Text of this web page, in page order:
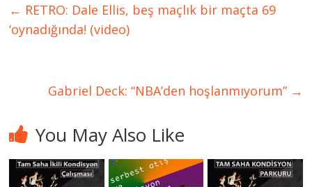
← RETRO: Dale Ellis, beş maçlık bir maçta 69
‘oynadığında! (video)
Gabriel Deck: “NBA’den hoşlanmıyorum” →
You May Also Like